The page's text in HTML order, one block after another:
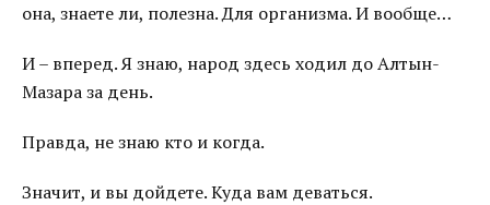
она, знаете ли, полезна. Для организма. И вообще…
И – вперед. Я знаю, народ здесь ходил до Алтын-
Мазара за день.
Правда, не знаю кто и когда.
Значит, и вы дойдете. Куда вам деваться.